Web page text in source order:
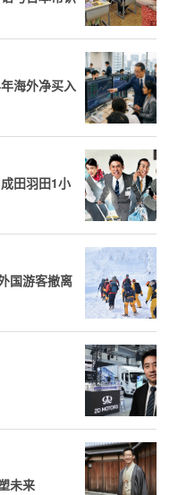
海外净买入
田羽田1小
国游客撤离
未来